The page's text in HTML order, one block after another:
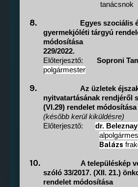
tanácsnok
8.
Egyes szociális
gyermekjóléti tárgyú
módosítása
229/2022.
Előterjesztő:
Soproni
polgármester
9.
Az üzletek
nyitvatartásának rendjéről
(VI.29) rendelet módosítása
(később kerül kiküldésre)
Előterjesztő:
dr.
Balázs
10.
A településkép
szóló 33/2017. (XII. 21.)
rendelet módosítása